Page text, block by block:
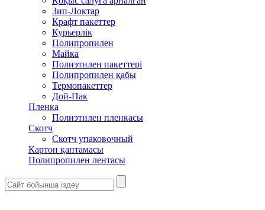
Зип-Локтар
Крафт пакеттер
Курьерлік
Полипропилен
Майка
Полиэтилен пакеттері
Полипропилен қабы
Термопакеттер
Дой-Пак
Пленка
Полиэтилен пленкасы
Скотч
Скотч упаковочный
Картон қаптамасы
Полипропилен лентасы